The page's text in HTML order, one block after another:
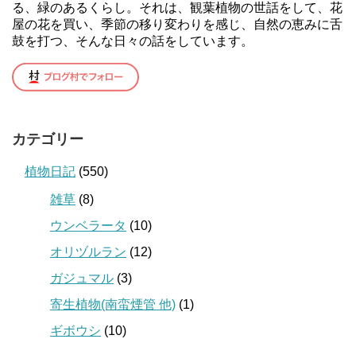
る、緑のあるくらし。それは、観葉植物の世話をして、花
屋の花を買い、季節の移り変わりを感じ、自然の恵みに舌
鼓を打つ、そんな日々の話をしています。
カテゴリー
植物日記 (550)
雑草 (8)
ウンベラータ (10)
オリヅルラン (12)
ガジュマル (3)
寄生植物(南蛮煙管 他) (1)
ギボウシ (10)